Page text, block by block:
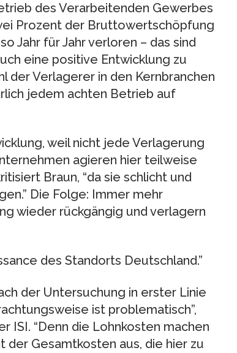
des Verarbeitenden Gewerbes
Prozent der Bruttowertschöpfung
Jahr für Jahr verloren – das sind
eine positive Entwicklung zu
der Verlagerer in den Kernbranchen
jedem achten Betrieb auf
weil nicht jede Verlagerung
agieren hier teilweise
Braun, “da sie schlicht und
Die Folge: Immer mehr
wieder rückgängig und verlagern
des Standorts Deutschland.”
der Untersuchung in erster Linie
ist problematisch”,
ISI. “Denn die Lohnkosten machen
der Gesamtkosten aus, die hier zu